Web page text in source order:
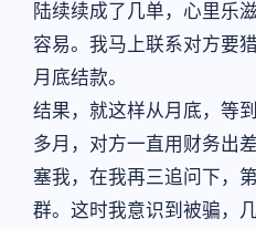
陆续续成了几单，心里乐
容易。我马上联系对方要
月底结款。
结果，就这样从月底，等
多月，对方一直用财务出
塞我，在我再三追问下，
群。这时我意识到被骗，